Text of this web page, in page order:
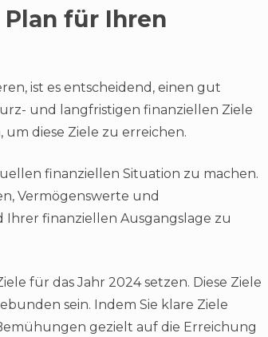
für Ihren
ist es entscheidend, einen gut
und langfristigen finanziellen Ziele
diese Ziele zu erreichen.
finanziellen Situation zu machen.
Vermögenswerte und
Ihrer finanziellen Ausgangslage zu
für das Jahr 2024 setzen. Diese Ziele
sein. Indem Sie klare Ziele
gezielt auf die Erreichung